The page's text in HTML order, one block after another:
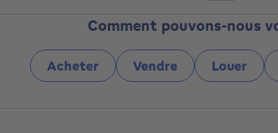
Comment pouvons-nous
Acheter Vendre Louer